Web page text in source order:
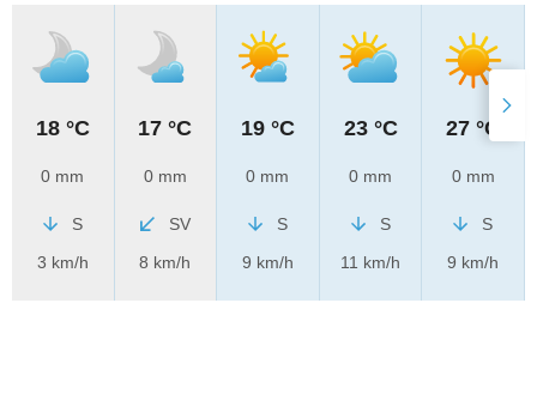
18 °C
0 mm
S
3 km/h
17 °C
0 mm
SV
8 km/h
19 °C
0 mm
S
9 km/h
23 °C
0 mm
S
11 km/h
27 °C
0 mm
S
9 km/h